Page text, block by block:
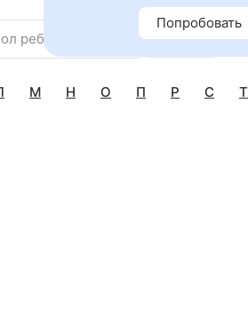
ребенка Найти
М Н О П Р С Т
Попробовать